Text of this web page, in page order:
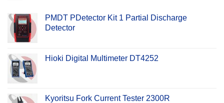
PMDT PDetector Kit 1 Partial Discharge
Detector
Hioki Digital Multimeter DT4252
Kyoritsu Fork Current Tester 2300R